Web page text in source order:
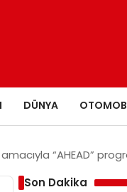
DÜNYA
“AHEAD”
Son Dakika